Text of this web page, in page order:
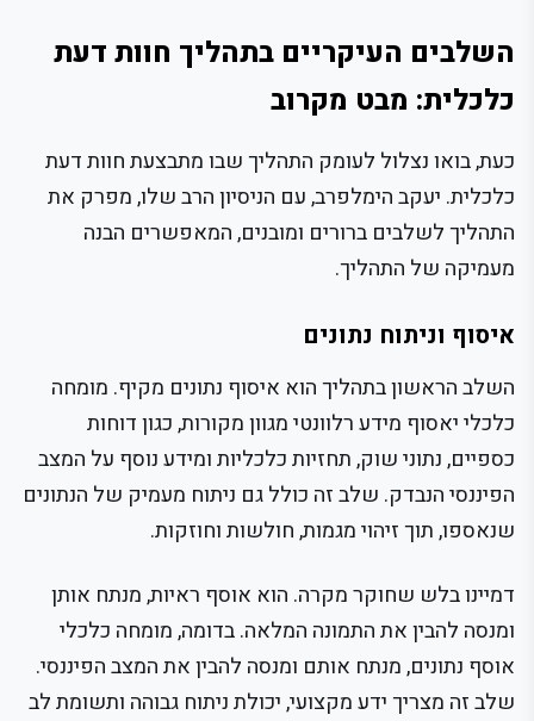
השלבים העיקריים בתהליך חוות דעת
כלכלית: מבט מקרוב
כעת, בואו נצלול לעומק התהליך שבו מתבצעת חוות דעת
כלכלית. יעקב הימלפרב, עם הניסיון הרב שלו, מפרק את
התהליך לשלבים ברורים ומובנים, המאפשרים הבנה
מעמיקה של התהליך.
איסוף וניתוח נתונים
השלב הראשון בתהליך הוא איסוף נתונים מקיף. מומחה
כלכלי יאסוף מידע רלוונטי מגוון מקורות, כגון דוחות
כספיים, נתוני שוק, תחזיות כלכליות ומידע נוסף על המצב
הפיננסי הנבדק. שלב זה כולל גם ניתוח מעמיק של הנתונים
שנאספו, תוך זיהוי מגמות, חולשות וחוזקות.
דמיינו בלש שחוקר מקרה. הוא אוסף ראיות, מנתח אותן
ומנסה להבין את התמונה המלאה. בדומה, מומחה כלכלי
אוסף נתונים, מנתח אותם ומנסה להבין את המצב הפיננסי.
שלב זה מצריך ידע מקצועי, יכולת ניתוח גבוהה ותשומת לב